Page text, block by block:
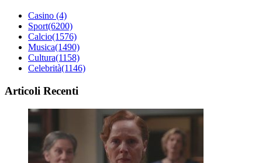
Casino (4)
Sport(6200)
Calcio(1576)
Musica(1490)
Cultura(1158)
Celebrità(1146)
Articoli Recenti